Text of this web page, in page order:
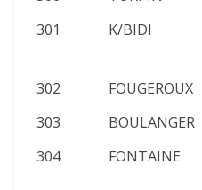
301
K/BIDI
302 FOUGEROUX
303
BOULANGER
304
FONTAINE